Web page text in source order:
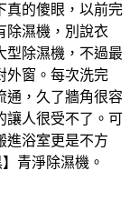
真的傻眼，以前完
除濕機，別說衣
型除濕機，不過最
外窗。每次洗完
通，久了牆角很容
讓人很受不了。可
進浴室更是不方
青淨除濕機。